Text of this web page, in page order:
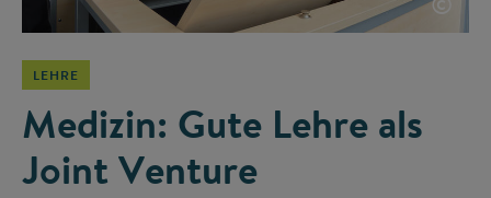
LEHRE
Medizin: Gute Lehre als
Joint Venture